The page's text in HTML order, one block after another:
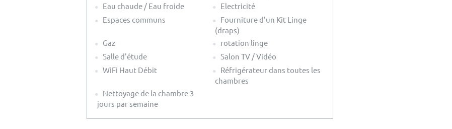
Eau chaude / Eau froide
Electricité
Espaces communs
Fourniture d'un Kit Linge
(draps)
Gaz
rotation linge
Salle d'étude
Salon TV / Vidéo
WiFi Haut Débit
Réfrigérateur dans toutes les
chambres
Nettoyage de la chambre 3
jours par semaine